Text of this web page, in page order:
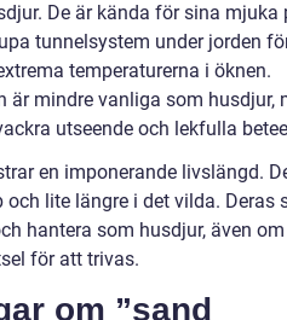
De är kända för sina mjuka
tunnelsystem under jorden
temperaturerna i öknen.
mindre vanliga som husdjur,
utseende och lekfulla
en imponerande livslängd.
lite längre i det vilda. Deras
hantera som husdjur, även
för att trivas.
om ”sand